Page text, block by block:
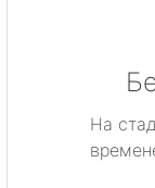
На